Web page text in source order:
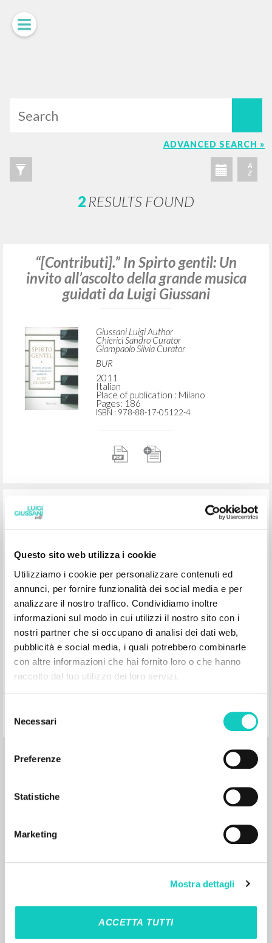
Questo sito web utilizza i cookie
Utilizziamo i cookie per personalizzare contenuti ed
annunci, per fornire funzionalità dei social media e per
analizzare il nostro traffico. Condividiamo inoltre
informazioni sul modo in cui utilizzi il nostro sito con i
nostri partner che si occupano di analisi dei dati web,
pubblicità e social media, i quali potrebbero combinarle
con altre informazioni che hai fornito loro o che hanno
raccolto dal tuo utilizzo dei loro servizi.
delNecessari
Preferenze
Statistiche
Marketing
Mostra dettagli
ACCETTA TUTTI
ADVANCED SEARCH »
A
Z
2 RESULTS FOUND
“[Contributi].” In Spirto gentil: Un
invito all’ascolto della grande musica
guidati da Luigi Giussani
Giussani Luigi Author
Chierici Sandro Curator
Giampaolo Silvia Curator
BUR
2011
Italian
Place of publication : Milano
Pages: 186
ISBN : 978-88-17-05122-4
"[Contributi]." In Spirto Gentil: Un
invito all’ascolto della grande musica
Giussani Luigi Author
Chierici Sandro Curator
Giampaolo Silvia Curator
Bahrami Ramin Presentation
BUR: Corriere della Sera
2016
Place of publication : Milano
Pages: 672
ISBN: 9-771824-569233-60009
THE PROJECT